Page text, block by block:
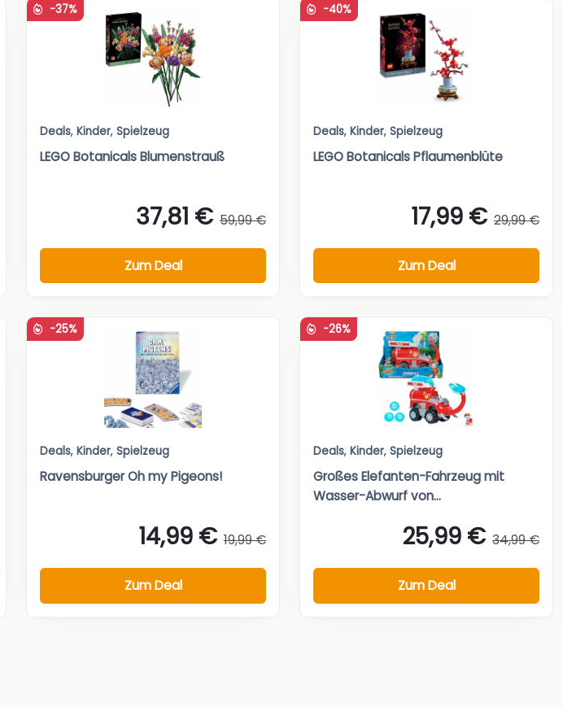
-37%
Deals, Kinder, Spielzeug
LEGO Botanicals Blumenstrauß
37,81 € 59,99 €
Zum Deal
-40%
Deals, Kinder, Spielzeug
LEGO Botanicals Pflaumenblüte
17,99 € 29,99 €
Zum Deal
-25%
Deals, Kinder, Spielzeug
Ravensburger Oh my Pigeons!
14,99 € 19,99 €
Zum Deal
-26%
Deals, Kinder, Spielzeug
Großes Elefanten-Fahrzeug mit
Wasser-Abwurf von...
25,99 € 34,99 €
Zum Deal